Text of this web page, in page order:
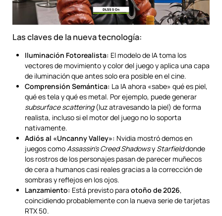
Las claves de la nueva tecnología:
Iluminación Fotorealista: El modelo de IA toma los
vectores de movimiento y color del juego y aplica una capa
de iluminación que antes solo era posible en el cine.
Comprensión Semántica: La IA ahora «sabe» qué es piel,
qué es tela y qué es metal. Por ejemplo, puede generar
subsurface scattering(luz atravesando la piel) de forma
realista, incluso si el motor del juego no lo soporta
nativamente.
Adiós al «Uncanny Valley»: Nvidia mostró demos en
juegos comoAssassin’s Creed Shadowsy Starfielddonde
los rostros de los personajes pasan de parecer muñecos
de cera a humanos casi reales gracias a la corrección de
sombras y reflejos en los ojos.
Lanzamiento: Está previsto para otoño de 2026,
coincidiendo probablemente con la nueva serie de tarjetas
RTX 50.